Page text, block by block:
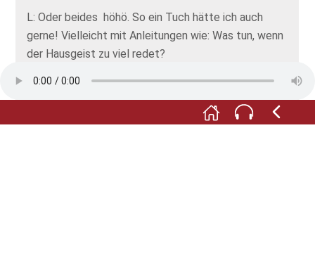
L: Oder beides höhö. So ein Tuch hätte ich auch
gerne! Vielleicht mit Anleitungen wie: Was tun, wenn
der Hausgeist zu viel redet?
S: lacht genervt
L: Guck mal die zwei großen Maschinen sind echte